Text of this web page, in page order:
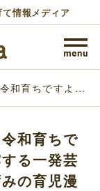
情報メディア
和育ちですよ
和育ちで
る一発芸
の育児漫